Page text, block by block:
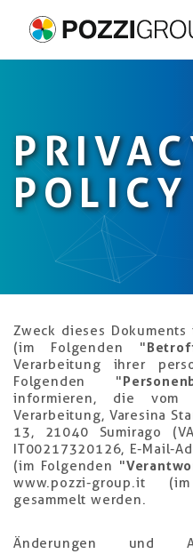
POLICY
Zweck dieses
(im Folgenden "
Verarbeitung ihrer
Folgenden "
informieren, die vom
Verarbeitung, Varesina
13, 21040 Sumirago
IT00217320126, E-Mail-
(im Folgenden "
www.pozzi-group.it
gesammelt werden.
Änderungen und